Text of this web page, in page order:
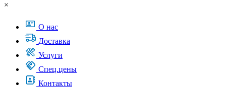
×
О нас
Доставка
Услуги
Спец.цены
Контакты